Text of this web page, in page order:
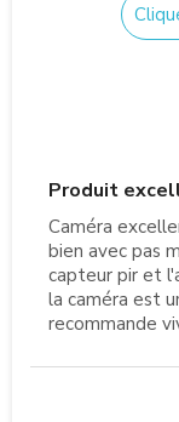
Produit
Caméra
bien avec pas
capteur pir et
la caméra est
recommande